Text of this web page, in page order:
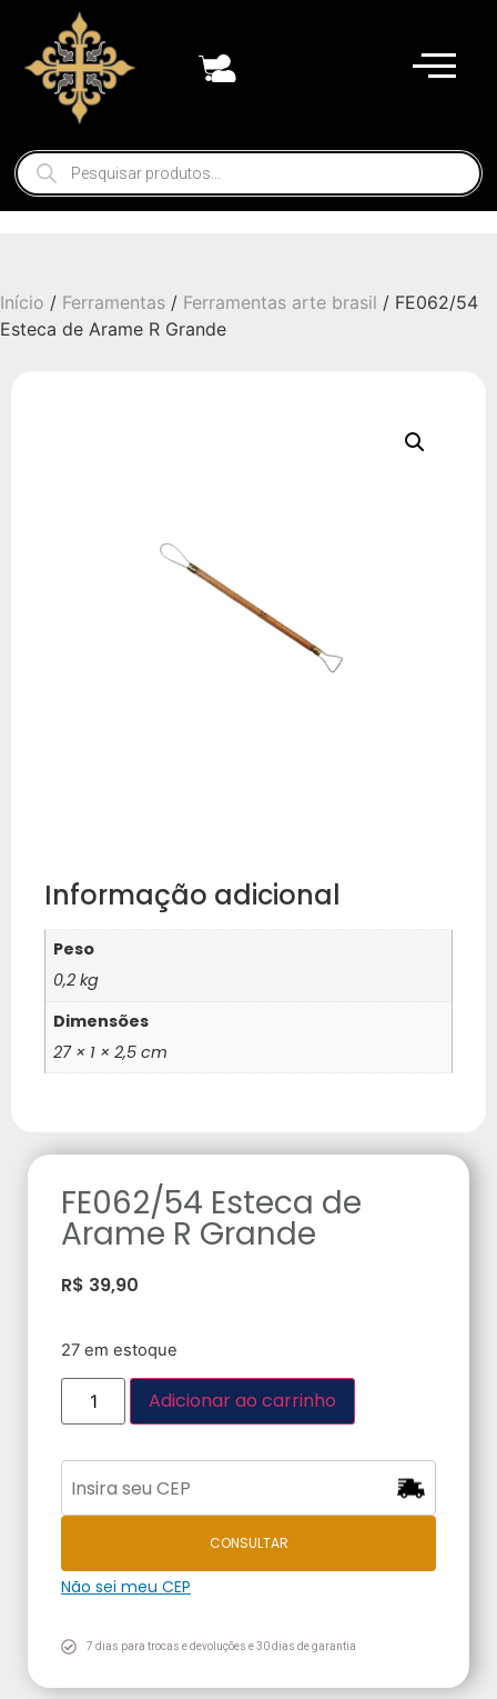
Início / Ferramentas / Ferramentas arte brasil / FE062/54
Esteca de Arame R Grande
Informação adicional
Peso
0,2 kg
Dimensões
27 × 1 × 2,5 cm
FE062/54 Esteca de
Arame R Grande
R$ 39,90
27 em estoque
Adicionar ao carrinho
CONSULTAR
Não sei meu CEP
7 dias para trocas e devoluções e 30 dias de garantia